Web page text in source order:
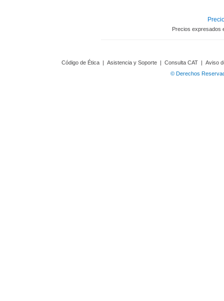
Precios expresados
Código de Ética | Asistencia y Soporte | Consulta CAT | Aviso
© Derechos